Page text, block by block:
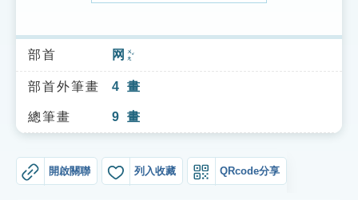
索引選單
知識索引
單字索引
部首 网 ㄨㄤˇ
部首外筆畫 4 畫
總筆畫 9 畫
開啟關聯 列入收藏 QRcode分享